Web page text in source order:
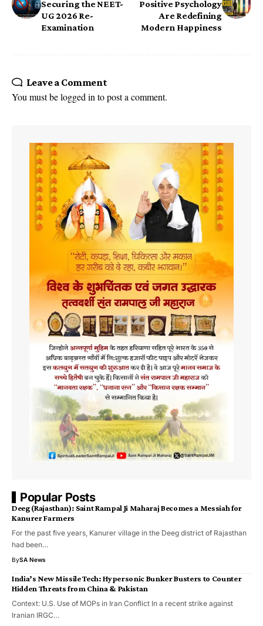
Securing the NEET-
UG 2026 Re-
Examination
Positive Psychology
Are Redefining
Modern Happiness
Leave a Comment
You must belogged into post a comment.
Popular Posts
​Deeg (Rajasthan): Saint Rampal Ji Maharaj Becomes a Messiah for
Kanurer Farmers
For the past five years, Kanurer village in the Deeg district of Rajasthan
had been…
BySA News
India’s New Missile Tech: Hypersonic Bunker Busters to Counter
Hidden Threats from China & Pakistan
Context: U.S. Use of MOPs in Iran Conflict In a recent strike against
Iranian IRGC…